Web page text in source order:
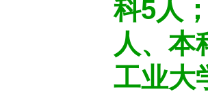
科5人
人、本
工业大